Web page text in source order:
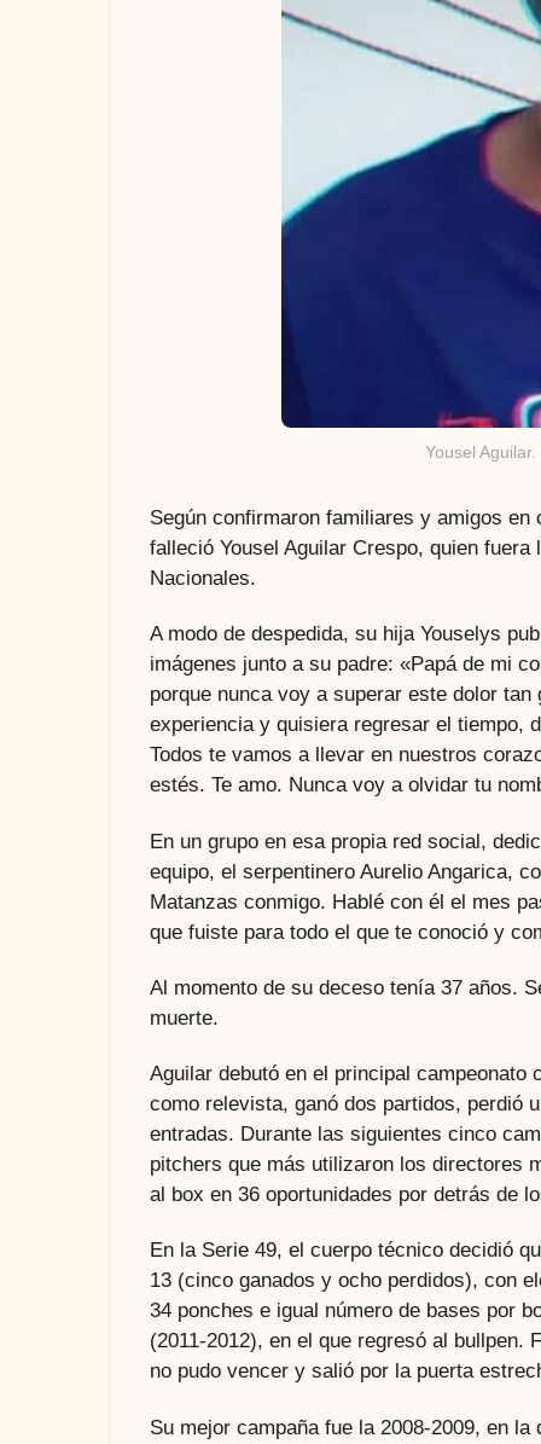
Yousel
Según confirmaron familiares y amigos
falleció Yousel Aguilar Crespo, quien
Nacionales.
A modo de despedida, su hija Youselys
imágenes junto a su padre: «Papá de mi
porque nunca voy a superar este dolor
experiencia y quisiera regresar el tiempo,
Todos te vamos a llevar en nuestros
estés. Te amo. Nunca voy a olvidar tu
En un grupo en esa propia red social,
equipo, el serpentinero Aurelio Angarica,
Matanzas conmigo. Hablé con él el mes
que fuiste para todo el que te conoció y
Al momento de su deceso tenía 37 años.
muerte.
Aguilar debutó en el principal campeonato
como relevista, ganó dos partidos, perdió
entradas. Durante las siguientes cinco
pitchers que más utilizaron los directores
al box en 36 oportunidades por detrás de
En la Serie 49, el cuerpo técnico decidió
13 (cinco ganados y ocho perdidos), con
34 ponches e igual número de bases por
(2011-2012), en el que regresó al bullpen.
no pudo vencer y salió por la puerta
Su mejor campaña fue la 2008-2009, en